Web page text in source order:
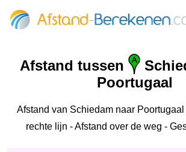
Afstand tussen
Poortugaal
Afstand van Schiedam naar Poortugaal
rechte lijn - Afstand over de weg -